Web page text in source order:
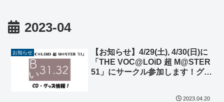
2023-04
お知らせ
【お知らせ】4/29(土), 4/30(日)に
「THE VOC@LOiD 超 M@STER
51」にサークル参加します！グッ
2023.04.20